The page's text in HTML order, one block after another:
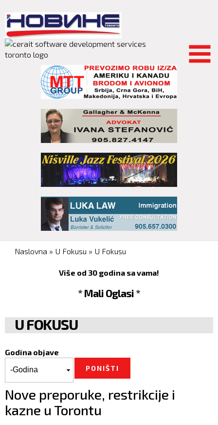
main
content
You are here
Naslovna » U Fokusu » U Fokusu
Više od 30 godina sa vama!
* Mali Oglasi *
U FOKUSU
Godina objave
Nove preporuke, restrikcije i
kazne u Torontu